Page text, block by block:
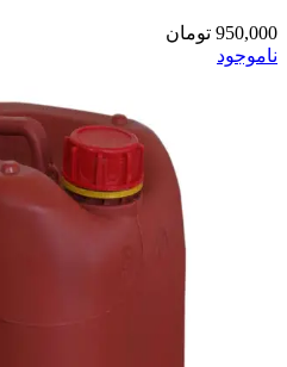
950,000 تومان
ناموجود